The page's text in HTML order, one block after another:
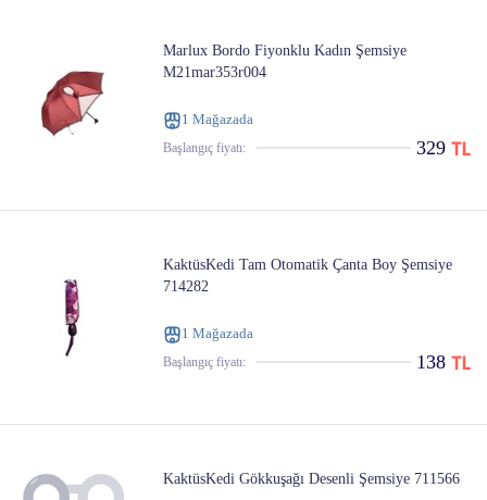
Marlux Bordo Fiyonklu Kadın Şemsiye
M21mar353r004
1 Mağazada
Başlangıç ​​fiyatı: 329
KaktüsKedi Tam Otomatik Çanta Boy Şemsiye
714282
1 Mağazada
Başlangıç ​​fiyatı: 138
KaktüsKedi Gökkuşağı Desenli Şemsiye 711566